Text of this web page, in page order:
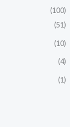
(100)
(51)
(10)
(4)
(1)